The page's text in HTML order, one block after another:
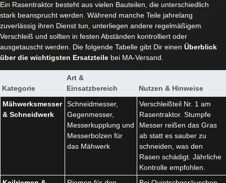
Ein Rasentraktor besteht aus vielen Bauteilen, die unterschiedlich
stark beansprucht werden. Während manche Teile jahrelang
zuverlässig ihren Dienst tun, unterliegen andere regelmäßigem
Verschleiß und sollten in festen Abständen kontrolliert oder
ausgetauscht werden. Die folgende Tabelle gibt Dir einen Überblick
über die wichtigsten Ersatzteile bei MA-Versand.
Kategorie
Art &
Einsatzbereich
Nutzen & Hinweise
Mähwerksmesser
& Schneidwerk
Schneidmesser,
Gegenmesser,
Messerkupplung und
Messerbolzen für
das Mähwerk
Verschleißteil Nr. 1 am
Rasentraktor. Stumpfe
Messer reißen das Gras
ab statt es sauber zu
schneiden, was den
Rasen schädigt. Jährliche
Kontrolle empfohlen.